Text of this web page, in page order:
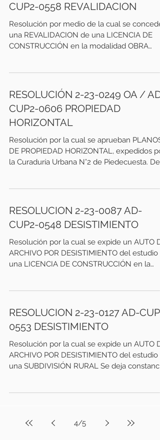
CUP2-0558 REVALIDACION
Resolución por medio de la cual se concede
una REVALIDACION de una LICENCIA DE
CONSTRUCCIÓN en la modalidad OBRA
RESOLUCIÓN 2-23-0249 OA / AD-
CUP2-0606 PROPIEDAD
HORIZONTAL
Resolución por la cual se aprueban PLANOS
DE PROPIEDAD HORIZONTAL, expedidos
la Curaduría Urbana N°2 de Piedecuesta. De
RESOLUCION 2-23-0087 AD-
CUP2-0548 DESISTIMIENTO
Resolución por la cual se expide un AUTO
ARCHIVO POR DESISTIMIENTO del estudio
una LICENCIA DE CONSTRUCCIÓN en la
RESOLUCION 2-23-0127 AD-
0553 DESISTIMIENTO
Resolución por la cual se expide un AUTO
ARCHIVO POR DESISTIMIENTO del estudio
una SUBDIVISIÓN RURAL Se deja constancia
4/5